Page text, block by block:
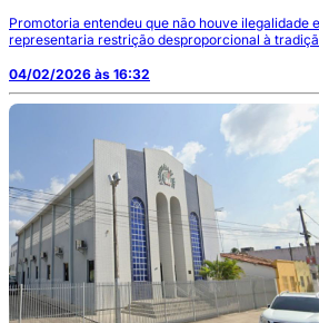
Promotoria entendeu que não houve ilegalidade
representaria restrição desproporcional à
04/02/2026 às 16:32